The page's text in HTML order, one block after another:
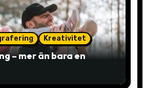
Kreativitet
– mer än bara en